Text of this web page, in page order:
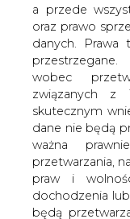
a przede
oraz prawo
danych. Prawa
wobec
związanych z
skutecznym
dane nie będą
ważna
przetwarzania,
praw i
dochodzenia
będą
Należąca do
Nordea
kredytowe na
zostaną
potrzeb
spółki na
norweskim